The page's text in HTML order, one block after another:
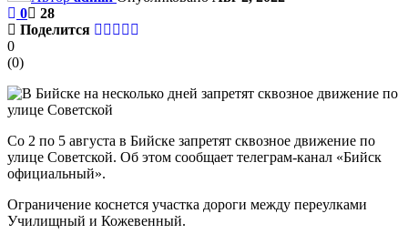
0
28
Поделится
0
(0)
Со 2 по 5 августа в Бийске запретят сквозное движение по
улице Советской. Об этом сообщает телеграм-канал «Бийск
официальный».
Ограничение коснется участка дороги между переулками
Училищный и Кожевенный.